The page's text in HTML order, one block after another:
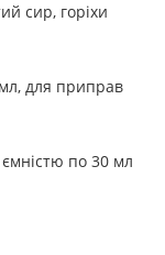
сир, горіхи
для приправ
ємністю по 30 мл